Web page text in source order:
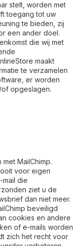
stelt, worden met
toegang tot uw
te bieden, zij
een ander doel.
die wij met
maakt
te verzamelen
er worden
opgeslagen.
MailChimp.
voor eigen
die
ziet u de
dan niet meer.
beveiligd
cookies en andere
of e-mails worden
zich het recht voor